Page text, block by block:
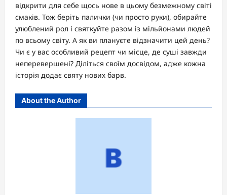
відкрити для себе щось нове в цьому безмежному світі
смаків. Тож беріть палички (чи просто руки), обирайте
улюблений рол і святкуйте разом із мільйонами людей
по всьому світу. А як ви плануєте відзначити цей день?
Чи є у вас особливий рецепт чи місце, де суші завжди
неперевершені? Діліться своїм досвідом, адже кожна
історія додає святу нових барв.
About the Author